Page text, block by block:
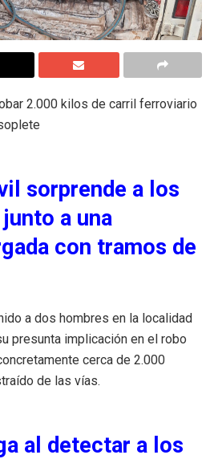
2.000 kilos de carril ferroviario
sorprende a los
a una
con tramos de
a dos hombres en la localidad
presunta implicación en el robo
cerca de 2.000
de las vías.
al detectar a los